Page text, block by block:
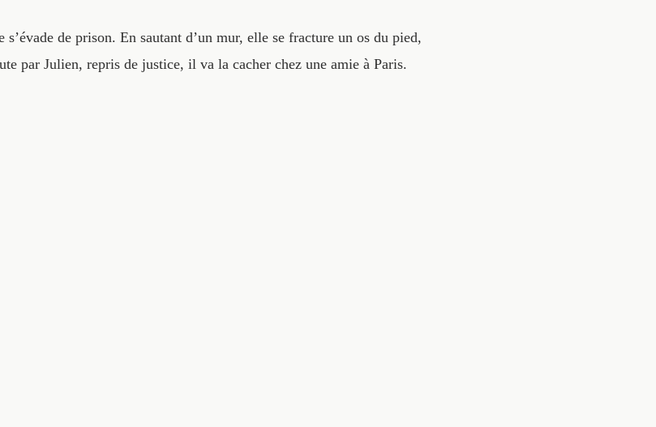
de prison. En sautant d’un mur, elle se fracture un os du pied,
par Julien, repris de justice, il va la cacher chez une amie à Paris.